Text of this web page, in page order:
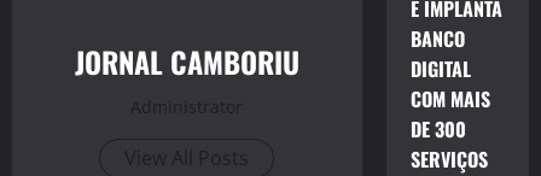
JORNAL CAMBORIU
Administrator
View All Posts
E IMPLANTA
BANCO
DIGITAL
COM MAIS
DE 300
SERVIÇOS